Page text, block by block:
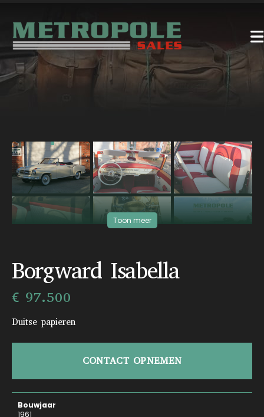
‹ ›
Toon meer
Borgward Isabella
€ 97.500
Duitse papieren
CONTACT OPNEMEN
Bouwjaar
1961